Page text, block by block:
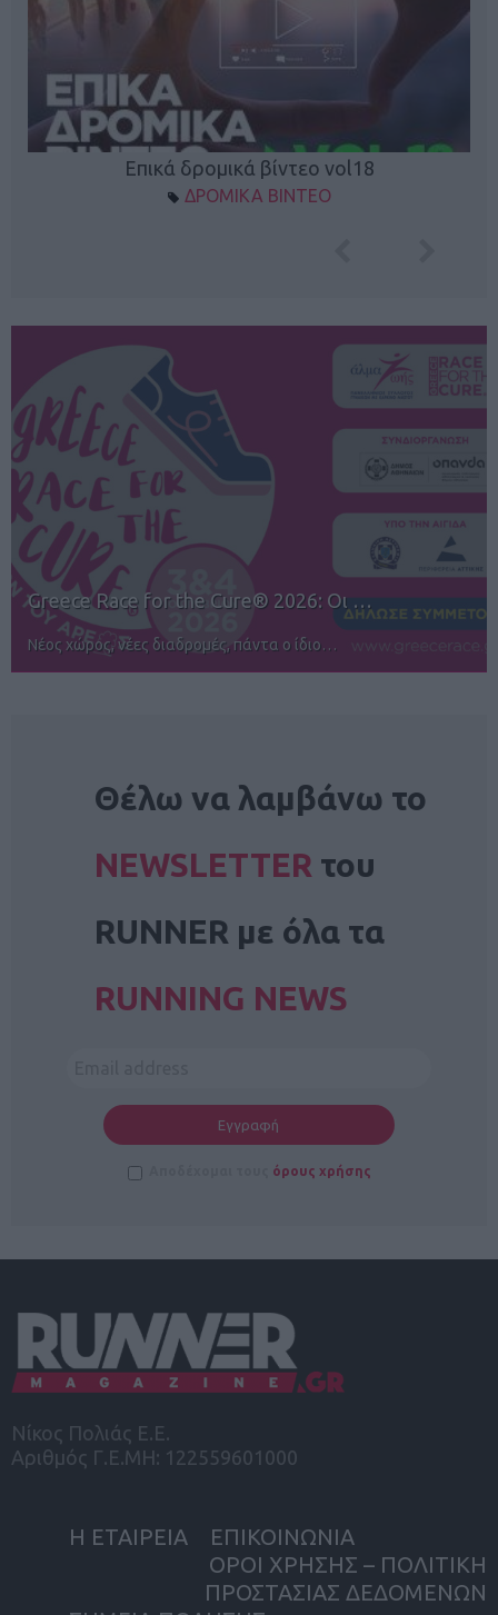
Επικά δρομικά βίντεο vol18
ΔΡΟΜΙΚΑ ΒΙΝΤΕΟ
12ος TUI Rhodes Marathon: Άνοιγμα ε…
Αγώνες για όλους στην Ρόδο
Θέλω να λαμβάνω το
NEWSLETTER του
RUNNER με όλα τα
RUNNING NEWS
όρους χρήσης
Νίκος Πολιάς Ε.Ε.
Αριθμός Γ.Ε.ΜΗ: 122559601000
Η ΕΤΑΙΡΕΙΑ
ΕΠΙΚΟΙΝΩΝΙΑ
ΟΡΟΙ ΧΡΗΣΗΣ – ΠΟΛΙΤΙΚΗ
ΠΡΟΣΤΑΣΙΑΣ ΔΕΔΟΜΕΝΩΝ